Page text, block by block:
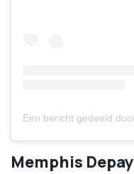
Memphis Depay